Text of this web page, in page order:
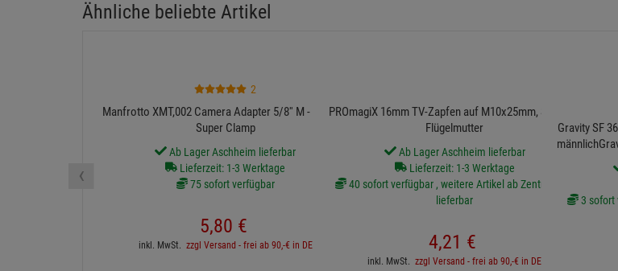
Ähnliche beliebte Artikel
2
Manfrotto XMT,002 Camera Adapter 5/8'' M - M10 für
Super Clamp
Ab Lager Aschheim lieferbar
Lieferzeit: 1-3 Werktage
75 sofort verfügbar
5,80 €
inkl. MwSt. zzgl Versand - frei ab 90,-€ in DE
PROmagiX 16mm TV-Zapfen auf M10x25mm, Stahl mit
Flügelmutter
Ab Lager Aschheim lieferbar
Lieferzeit: 1-3 Werktage
40 sofort verfügbar , weitere Artikel ab Zentrallager
lieferbar
4,21 €
inkl. MwSt. zzgl Versand - frei ab 90,-€ in DE
Gravity SF
3 sofort
‹